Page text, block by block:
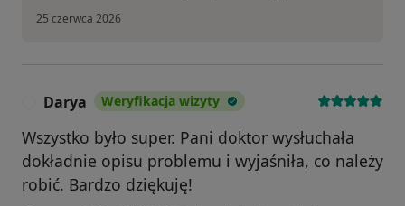
25 czerwca 2026
Darya Weryfikacja wizyty
Wszystko było super. Pani doktor wysłuchała
dokładnie opisu problemu i wyjaśniła, co należy
robić. Bardzo dziękuję!